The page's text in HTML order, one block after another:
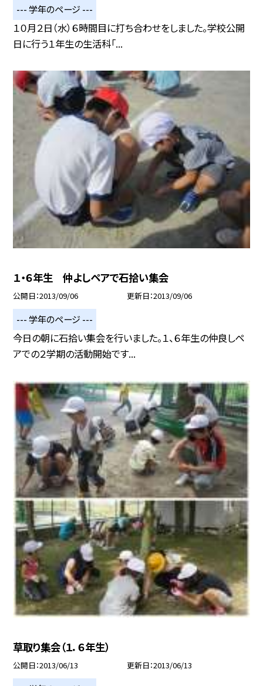
--- 学年のページ ---
１０月２日（水）６時間目に打ち合わせをしました。学校公開
日に行う１年生の生活科「...
１・６年生 仲よしペアで石拾い集会
公開日 2013/09/06 更新日 2013/09/06
--- 学年のページ ---
今日の朝に石拾い集会を行いました。１、６年生の仲良しペ
アでの２学期の活動開始です...
草取り集会（１．６年生）
公開日 2013/06/13 更新日 2013/06/13